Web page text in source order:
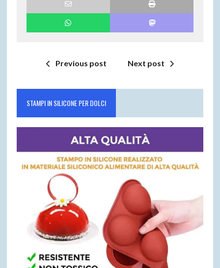
Previous post Next post
STAMPI IN SILICONE PER DOLCI